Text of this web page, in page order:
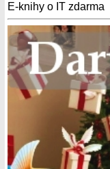
E-knihy o IT zdarma